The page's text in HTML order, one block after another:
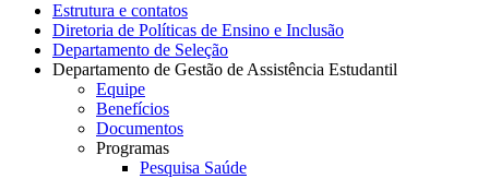
Estrutura e contatos
Diretoria de Políticas de Ensino e Inclusão
Departamento de Seleção
Departamento de Gestão de Assistência Estudantil
Equipe
Benefícios
Documentos
Programas
Pesquisa Saúde